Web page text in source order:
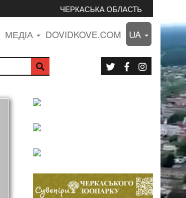
ЧЕРКАСЬКА ОБЛАСТЬ
МЕДІА DOVIDKOVE.COM UA